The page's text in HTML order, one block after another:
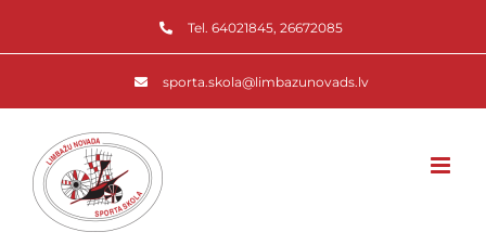
Tel. 64021845, 26672085
sporta.skola@limbazunovads.lv